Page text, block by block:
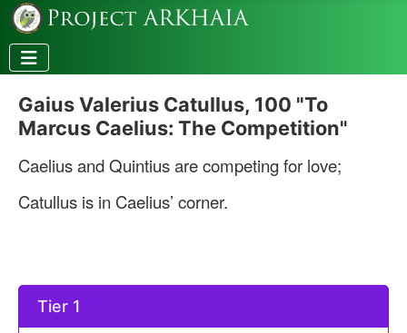
Gaius Valerius Catullus, 100 "To
Marcus Caelius: The Competition"
Caelius and Quintius are competing for love;
Catullus is in Caelius’ corner.
Tier 1